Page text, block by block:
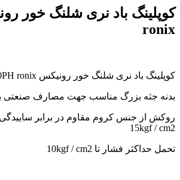
ronix
کوپلینگ باد نری شلنگ خور رونیکس 20PH ronix
بدنه جثه بزرگ مناسب جهت مصارف صنعتی
روکش از جنس کروم مقاوم در برابر ساییدگی
15kgf / cm2
تحمل حداکثر فشار تا 10kgf / cm2